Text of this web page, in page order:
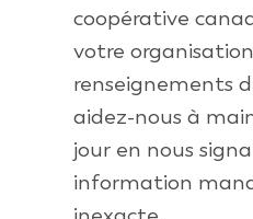
coopérative
votre
renseignements
aidez-nous à
jour en nous
information